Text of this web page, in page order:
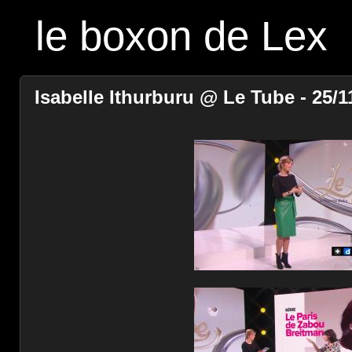
le boxon de Lex
Isabelle Ithurburu @ Le Tube - 25/